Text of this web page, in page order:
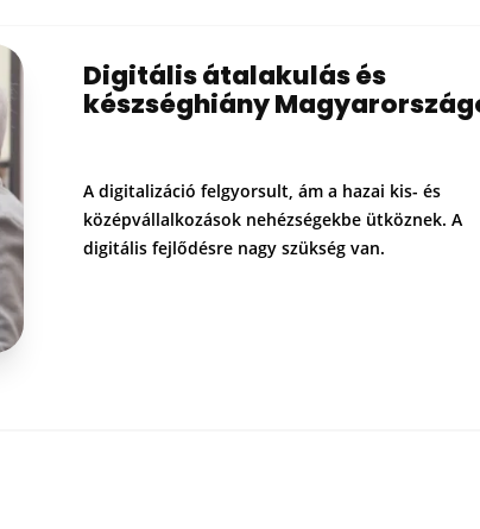
Digitális átalakulás és
készséghiány
A digitalizáció felgyorsult, ám a hazai kis- és
középvállalkozások nehézségekbe ütköznek. A
digitális fejlődésre nagy szükség van.